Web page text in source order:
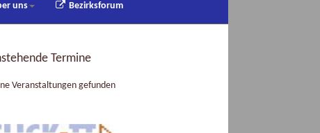
uns Bezirksforum
Termine
Veranstaltungen gefunden